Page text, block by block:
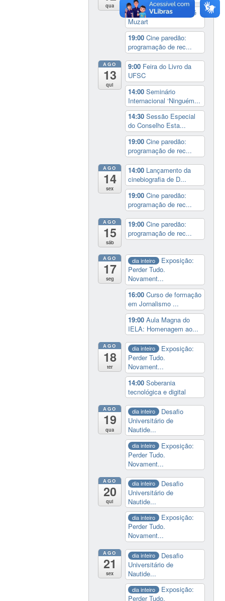
qua
17:00 3º Prêmio Zahidé
Muzart
19:00Cine paredão:
programação de rec...
AGO
13
qui
9:00 Feira do Livro da
UFSC
14:00Seminário
Internacional ‘Ninguém...
14:30Sessão Especial
do Conselho Esta...
19:00Cine paredão:
programação de rec...
AGO
14
sex
14:00 Lançamento da
cinebiografia de D...
19:00Cine paredão:
programação de rec...
AGO
15
sáb
19:00Cine paredão:
programação de rec...
AGO
17
seg
dia inteiro
Exposição:
Perder Tudo.
Novament...
16:00Curso de formação
em Jornalismo ...
19:00Aula Magna do
IELA: Homenagem ao...
AGO
18
ter
dia inteiro
Exposição:
Perder Tudo.
Novament...
14:00Soberania
tecnológica e digital
AGO
19
qua
dia inteiro
Desafio
Universitário de
Nautide...
dia inteiro
Exposição:
Perder Tudo.
Novament...
AGO
20
qui
dia inteiro
Desafio
Universitário de
Nautide...
dia inteiro
Exposição:
Perder Tudo.
Novament...
AGO
21
sex
dia inteiro
Desafio
Universitário de
Nautide...
dia inteiro
Exposição:
Perder Tudo.